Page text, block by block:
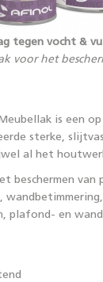
tegen vocht &
voor het
is een
sterke,
al het
beschermen van
plafond- en